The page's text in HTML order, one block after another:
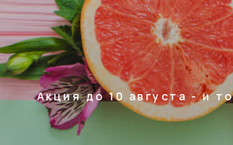
Акция до 10 августа - и